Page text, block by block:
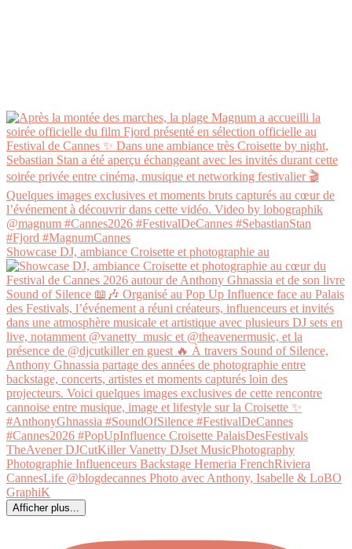
Showcase DJ, ambiance Croisette et photographie au
Afficher plus...